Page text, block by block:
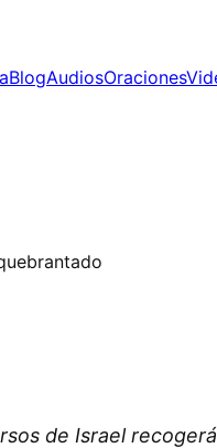
BlogAudiosOraciones
de Israel